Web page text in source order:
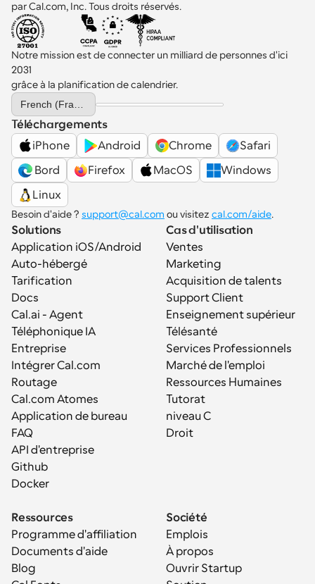
par Cal.com, Inc. Tous droits réservés.
Notre mission est de connecter un milliard de personnes d'ici
2031
grâce à la planification de calendrier.
Select Language
Téléchargements
iPhone
Android Chrome
Safari
Bord
Firefox MacOS
Windows
Linux
Besoin d'aide ? support@cal.com ou visitez cal.com/aide.
Solutions
Application iOS/Android
Auto-hébergé
Tarification
Docs
Cal.ai - Agent
Téléphonique IA
Entreprise
Intégrer Cal.com
Routage
Cal.com Atomes
Application de bureau
FAQ
API d'entreprise
Github
Docker
Cas d'utilisation
Ventes
Marketing
Acquisition de talents
Support Client
Enseignement supérieur
Télésanté
Services Professionnels
Marché de l'emploi
Ressources Humaines
Tutorat
niveau C
Droit
Ressources
Programme d'affiliation
Documents d'aide
Blog
Société
Emplois
À propos
Ouvrir Startup